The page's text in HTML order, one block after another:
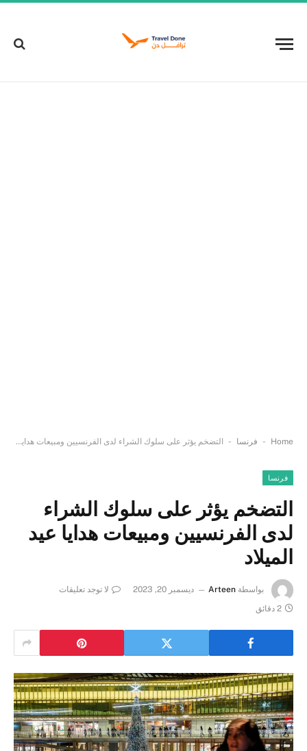
Home
- فرنسا - التضخم يؤثر على سلوك الشراء لدى الفرنسيين ومبيعات هدايا عيد الميلاد
فرنسا
التضخم يؤثر على سلوك الشراء
لدى الفرنسيين ومبيعات هدايا عيد
الميلاد
بواسطة Arteen ديسمبر 20, 2023
لا توجد تعليقات
2 دقائق